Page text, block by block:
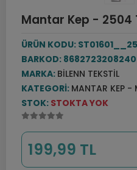
Mantar Kep - 2504
ÜRÜN KODU:
BARKOD: 8682723208240
MARKA: BILENN TEKSTIL
KATEGORI: MANTAR KEP -
STOK: STOKTA YOK
199,99 TL